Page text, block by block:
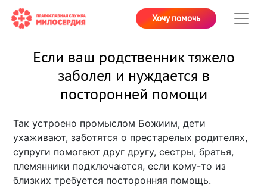
Хочу помочь
Если ваш родственник тяжело
заболел и нуждается в
посторонней помощи
Так уcтроено промыслом Божиим, дети
ухаживают, заботятся о престарелых родителях,
супруги помогают друг другу, сестры, братья,
племянники подключаются, если кому-то из
близких требуется посторонняя помощь.